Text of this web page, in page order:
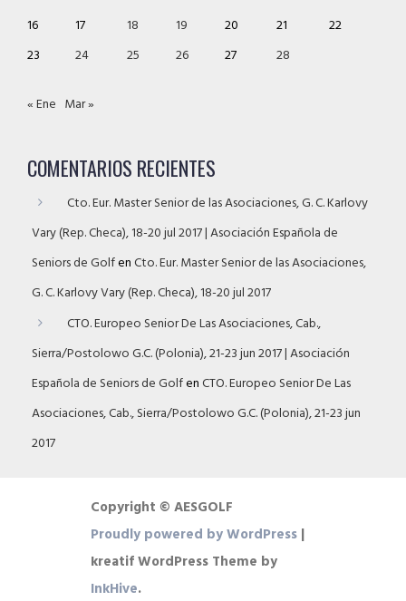
16
17 18 19 20 21
22
23
24 25 26 27 28
« Ene Mar »
COMENTARIOS RECIENTES
Cto. Eur. Master Senior de las Asociaciones, G. C. Karlovy
Vary (Rep. Checa), 18-20 jul 2017 | Asociación Española de
Seniors de GolfenCto. Eur. Master Senior de las Asociaciones,
G. C. Karlovy Vary (Rep. Checa), 18-20 jul 2017
CTO. Europeo Senior De Las Asociaciones, Cab.,
Sierra/Postolowo G.C. (Polonia), 21-23 jun 2017 | Asociación
Española de Seniors de GolfenCTO. Europeo Senior De Las
Asociaciones, Cab., Sierra/Postolowo G.C. (Polonia), 21-23 jun
2017
Copyright © AESGOLF
Proudly powered by WordPress |
kreatif WordPress Theme by
InkHive.